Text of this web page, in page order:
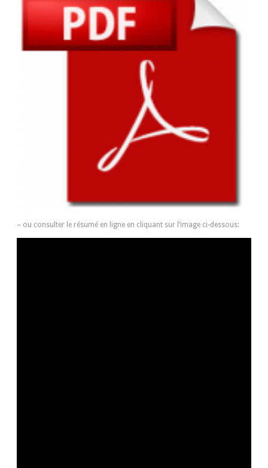
– ou consulter le résumé en ligne en cliquant sur l’image ci-dessous: